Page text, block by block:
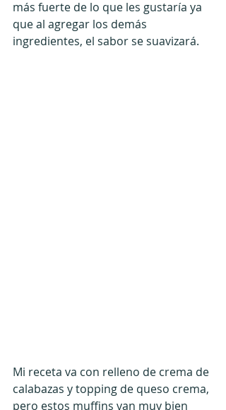
más fuerte de lo que les gustaría ya
que al agregar los demás
ingredientes, el sabor se suavizará.
Mi receta va con relleno de crema de
calabazas y topping de queso crema,
pero estos muffins van muy bien